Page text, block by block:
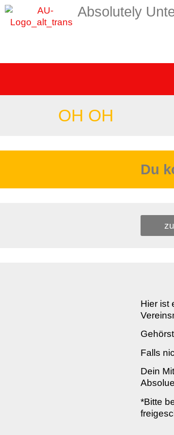
Absolutely
OH OH
Du
Hier ist
Falls
Dein
*Bitte